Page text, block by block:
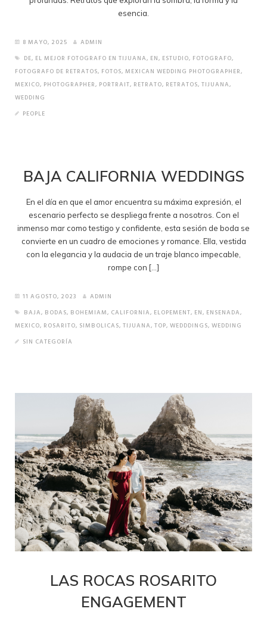
esencia.
8 MAYO, 2025
ADMIN
DE, EL MEJOR FOTOGRAFO EN TIJUANA, EN, ESTUDIO, FOTOGRAFO,
FOTOGRAFO DE RETRATOS, FOTOS, MEXICAN WEDDING PHOTOGRAPHER,
MEXICO, PHOTOGRAPHER, PORTRAIT, RETRATO, RETRATOS, TIJUANA,
WEDDING
PEOPLE
BAJA CALIFORNIA WEDDINGS
En el día en que el amor encuentra su máxima expresión, el
escenario perfecto se despliega frente a nosotros. Con el
inmenso mar como testigo y confidente, esta sesión de boda se
convierte en un cuadro de emociones y romance. Ella, vestida
con la elegancia y la audacia de un traje blanco impecable,
rompe con […]
11 AGOSTO, 2023
ADMIN
BAJA, BODAS, BOHEMIAM, CALIFORNIA, ELOPEMENT, EN, ENSENADA,
MEXICO, ROSARITO, SIMBOLICAS, TIJUANA, TOP, WEDDDINGS, WEDDING
SIN CATEGORÍA
LAS ROCAS ROSARITO
ENGAGEMENT